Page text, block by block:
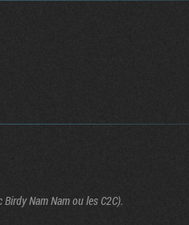
Nam Nam ou les C2C).